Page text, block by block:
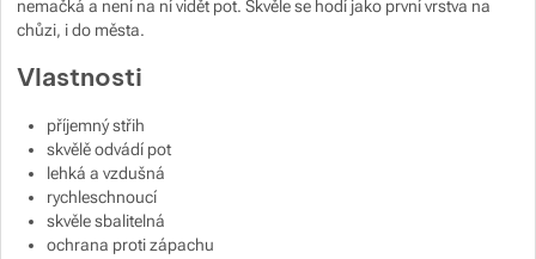
nemačká a není na ní vidět pot. Skvěle se hodí jako první vrstva na
chůzi, i do města.
Vlastnosti
příjemný střih
skvělě odvádí pot
lehká a vzdušná
rychleschnoucí
skvěle sbalitelná
ochrana proti zápachu
Zobrazit více
Zobrazit více
Zobrazit více
Zobrazit více
Zobrazit více
Zobrazit více
Zobrazit více
Zobrazit více
Zobrazit více